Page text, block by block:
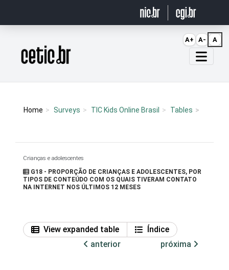
Página inicial
Home Surveys TIC Kids Online Brasil Tables
Crianças e adolescentes
G18 - PROPORÇÃO DE CRIANÇAS E ADOLESCENTES, POR
TIPOS DE CONTEÚDO COM OS QUAIS TIVERAM CONTATO
NA INTERNET NOS ÚLTIMOS 12 MESES
View expanded table
Índice
anterior
próxima
A+ A- A